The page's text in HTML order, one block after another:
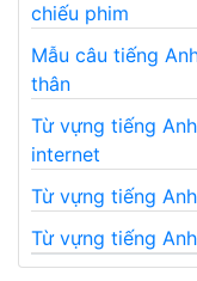
chiếu phim
Mẫu câu tiếng
thân
Từ vựng tiếng
internet
Từ vựng tiếng
Từ vựng tiếng